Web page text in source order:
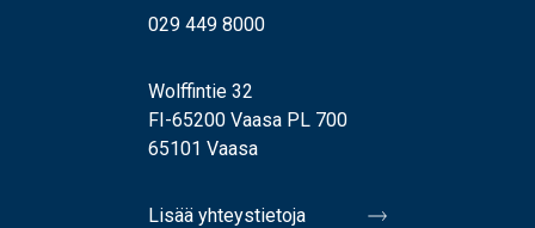
029 449 8000
Wolffintie 32
FI-65200 Vaasa PL 700
65101 Vaasa
Lisää yhteystietoja